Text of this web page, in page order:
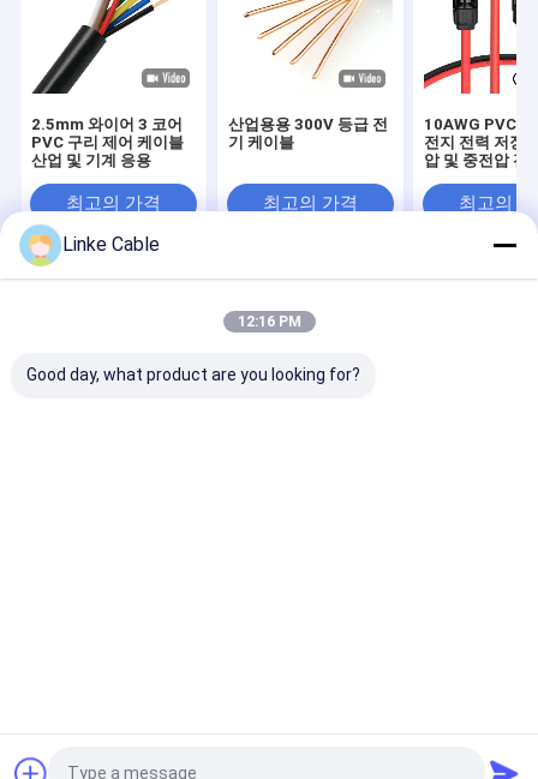
2.5mm 와이어 3 코어
PVC 구리 제어 케이블
산업 및 기계 응용
최고의 가격
산업용용 300V 등급 전
기 케이블
최고의 가격
10AWG PVC
전지 전력 저장
압 및 중전압 전
최고의
Sitemap
개인 정보 정책
Technology (DongGuan) CO.,LTD. All Rights Reserved.
Linke Cable
12:16 PM
Good day, what product are you looking for?